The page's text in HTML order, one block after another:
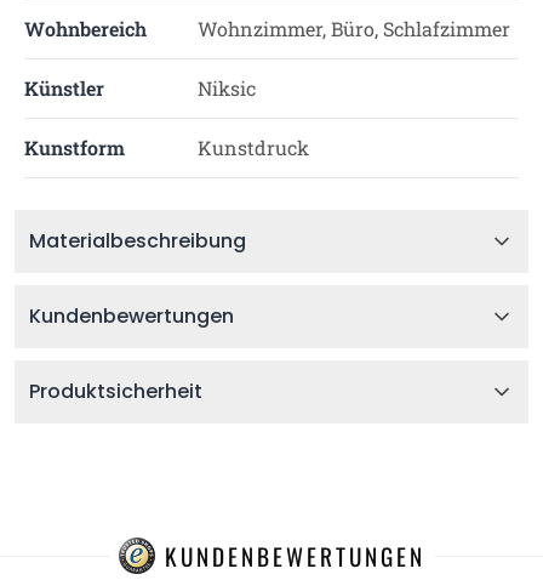
Wohnbereich Wohnzimmer, Büro, Schlafzimmer
Künstler Niksic
Kunstform Kunstdruck
Materialbeschreibung
Kundenbewertungen
Produktsicherheit
KUNDENBEWERTUNGEN